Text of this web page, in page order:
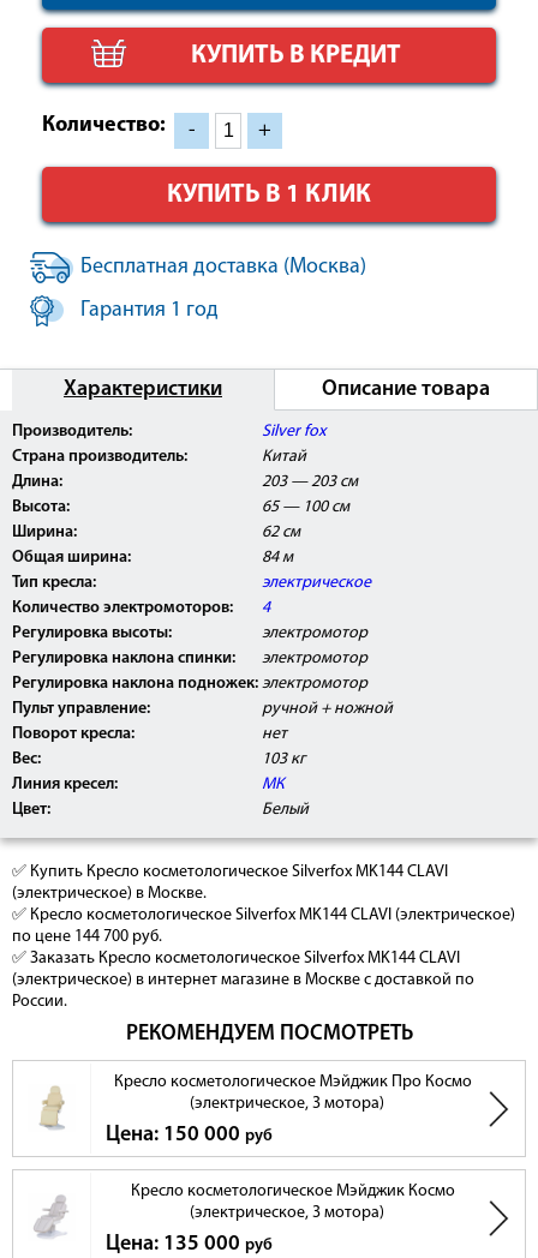
КУПИТЬ В КРЕДИТ
Количество: - +
КУПИТЬ В 1 КЛИК
Бесплатная доставка (Москва)
Гарантия 1 год
Характеристики Описание товара
Производитель:
Silver fox
Страна производитель:
Китай
Длина:
203 — 203 см
Высота:
65 — 100 см
Ширина:
62 см
Общая ширина:
84 м
Тип кресла:
электрическое
Количество электромоторов:
4
Регулировка высоты:
электромотор
Регулировка наклона спинки:
электромотор
Регулировка наклона подножек: электромотор
Пульт управление:
ручной + ножной
Поворот кресла:
нет
Вес:
103 кг
Линия кресел:
МК
Цвет:
Белый
✅ Купить Кресло косметологическое Silverfox MK144 CLAVI
(электрическое) в Москве.
✅ Кресло косметологическое Silverfox MK144 CLAVI (электрическое)
по цене 144 700 руб.
✅ Заказать Кресло косметологическое Silverfox MK144 CLAVI
(электрическое) в интернет магазине в Москве с доставкой по
России.
РЕКОМЕНДУЕМ ПОСМОТРЕТЬ
Кресло косметологическое Мэйджик Про Космо
(электрическое, 3 мотора)
Цена: 150 000 руб
Кресло косметологическое Мэйджик Космо
(электрическое, 3 мотора)
Цена: 135 000 руб